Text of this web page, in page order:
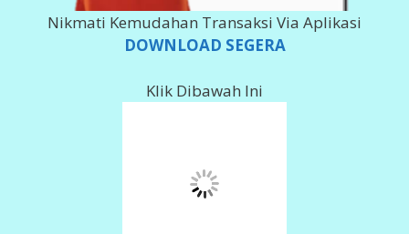
002 101000 279 566